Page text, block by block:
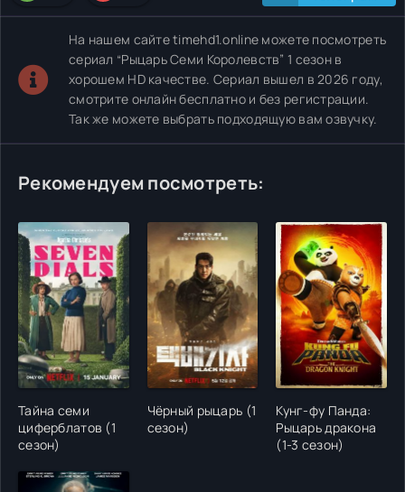
На нашем сайте timehd1.online можете посмотреть
сериал “Рыцарь Семи Королевств” 1 сезон в
хорошем HD качестве. Сериал вышел в 2026 году,
смотрите онлайн бесплатно и без регистрации.
Так же можете выбрать подходящую вам озвучку.
Рекомендуем посмотреть:
Тайна семи
циферблатов (1
сезон)
Чёрный рыцарь (1
сезон)
Кунг-фу Панда:
Рыцарь дракона
(1-3 сезон)